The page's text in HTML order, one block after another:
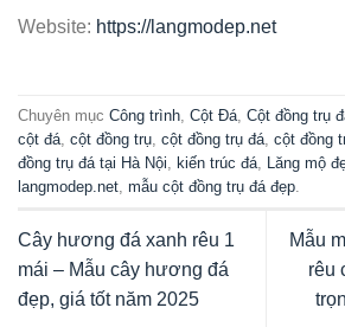
Website: https://langmodep.net
Chuyên mục Công trình Cột Đá Cột đồng trụ
cột đá cột đồng trụ cột đồng trụ đá cột đồng
đồng trụ đá tại Hà Nội kiến trúc đá Lăng mộ
langmodep.net mẫu cột đồng trụ đá đẹp
Cây hương đá xanh rêu 1
mái – Mẫu cây hương đá
đẹp, giá tốt năm 2025
Mẫu
rêu